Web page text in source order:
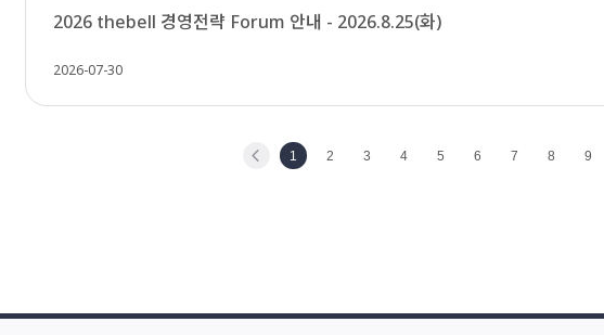
2026 thebell 경영전략 Forum 안내 - 2026.8.25(화)
2026-07-30
1 2 3 4 5 6 7 8 9